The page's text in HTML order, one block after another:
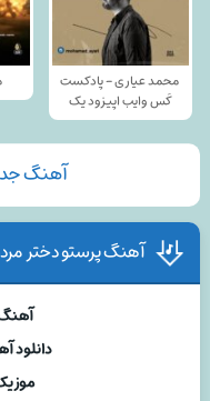
محمد عیاری - پادکست
کَس وایب اپیزود یک
آهنگ
آهنگ پرستو دختر
دانلود